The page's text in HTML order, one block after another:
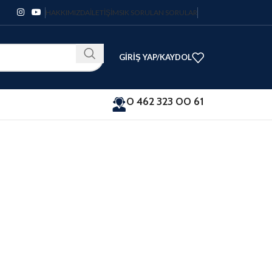
HAKKIMIZDAİLETIŞIMSIK SORULAN SORULAR
GIRIŞ YAP/KAYDOL
0 462 323 00 61